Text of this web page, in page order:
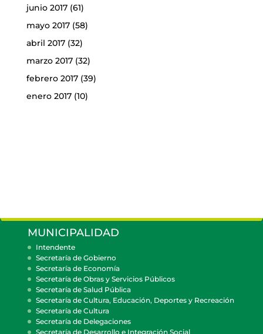
junio 2017(61)
mayo 2017(58)
abril 2017(32)
marzo 2017(32)
febrero 2017(39)
enero 2017(10)
MUNICIPALIDAD
Intendente
Secretaría de Gobierno
Secretaría de Economía
Secretaría de Obras y Servicios Públicos
Secretaría de Salud Pública
Secretaría de Cultura, Educación, Deportes y Recreación
Secretaría de Cultura
Secretaría de Delegaciones
Secretaría de Desarrollo e Integración Social